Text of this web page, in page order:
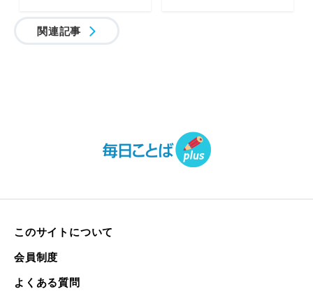
関連記事
このサイトについて
会員制度
よくある質問